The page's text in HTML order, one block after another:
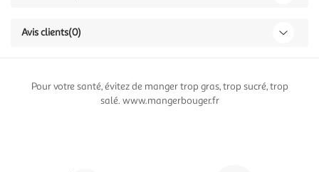
Avis clients(0)
Pour votre santé, évitez de manger trop gras, trop sucré, trop
salé. www.mangerbouger.fr